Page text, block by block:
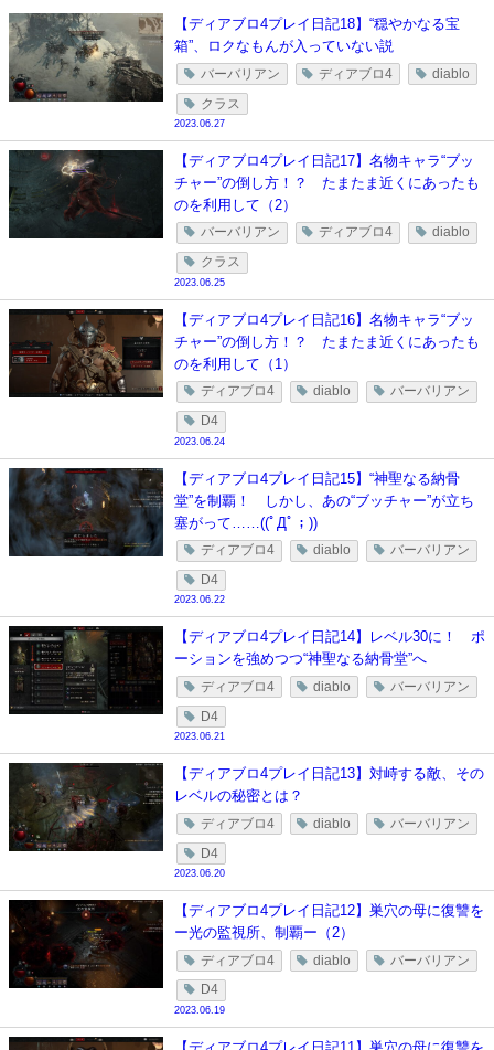
【ディアブロ4プレイ日記18】“穏やかなる宝
箱”、ロクなもんが入っていない説
バーバリアン ディアブロ4 diablo
クラス
2023.06.27
【ディアブロ4プレイ日記17】名物キャラ“ブッ
チャー”の倒し方！？ たまたま近くにあったも
のを利用して（2）
バーバリアン ディアブロ4 diablo
クラス
2023.06.25
【ディアブロ4プレイ日記16】名物キャラ“ブッ
チャー”の倒し方！？ たまたま近くにあったも
のを利用して（1）
ディアブロ4 diablo バーバリアン
D4
2023.06.24
【ディアブロ4プレイ日記15】“神聖なる納骨
堂”を制覇！ しかし、あの“ブッチャー”が立ち
塞がって……((ﾟДﾟ；))
ディアブロ4 diablo バーバリアン
D4
2023.06.22
【ディアブロ4プレイ日記14】レベル30に！ ポ
ーションを強めつつ“神聖なる納骨堂”へ
ディアブロ4 diablo バーバリアン
D4
2023.06.21
【ディアブロ4プレイ日記13】対峙する敵、その
レベルの秘密とは？
ディアブロ4 diablo バーバリアン
D4
2023.06.20
【ディアブロ4プレイ日記12】巣穴の母に復讐を
ー光の監視所、制覇ー（2）
ディアブロ4 diablo バーバリアン
D4
2023.06.19